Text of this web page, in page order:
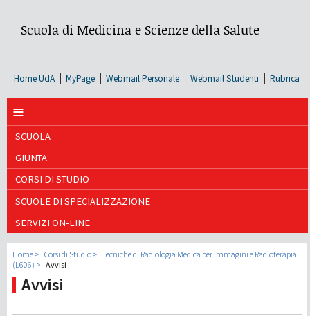
Scuola di Medicina e Scienze della Salute
Home UdA MyPage Webmail Personale Webmail Studenti Rubrica
≡
SCUOLA
GIUNTA
CORSI DI STUDIO
SCUOLE DI SPECIALIZZAZIONE
SERVIZI ON-LINE
Home Corsi di Studio
Tecniche di Radiologia Medica per Immagini e Radioterapia
(L606)
Avvisi
Avvisi